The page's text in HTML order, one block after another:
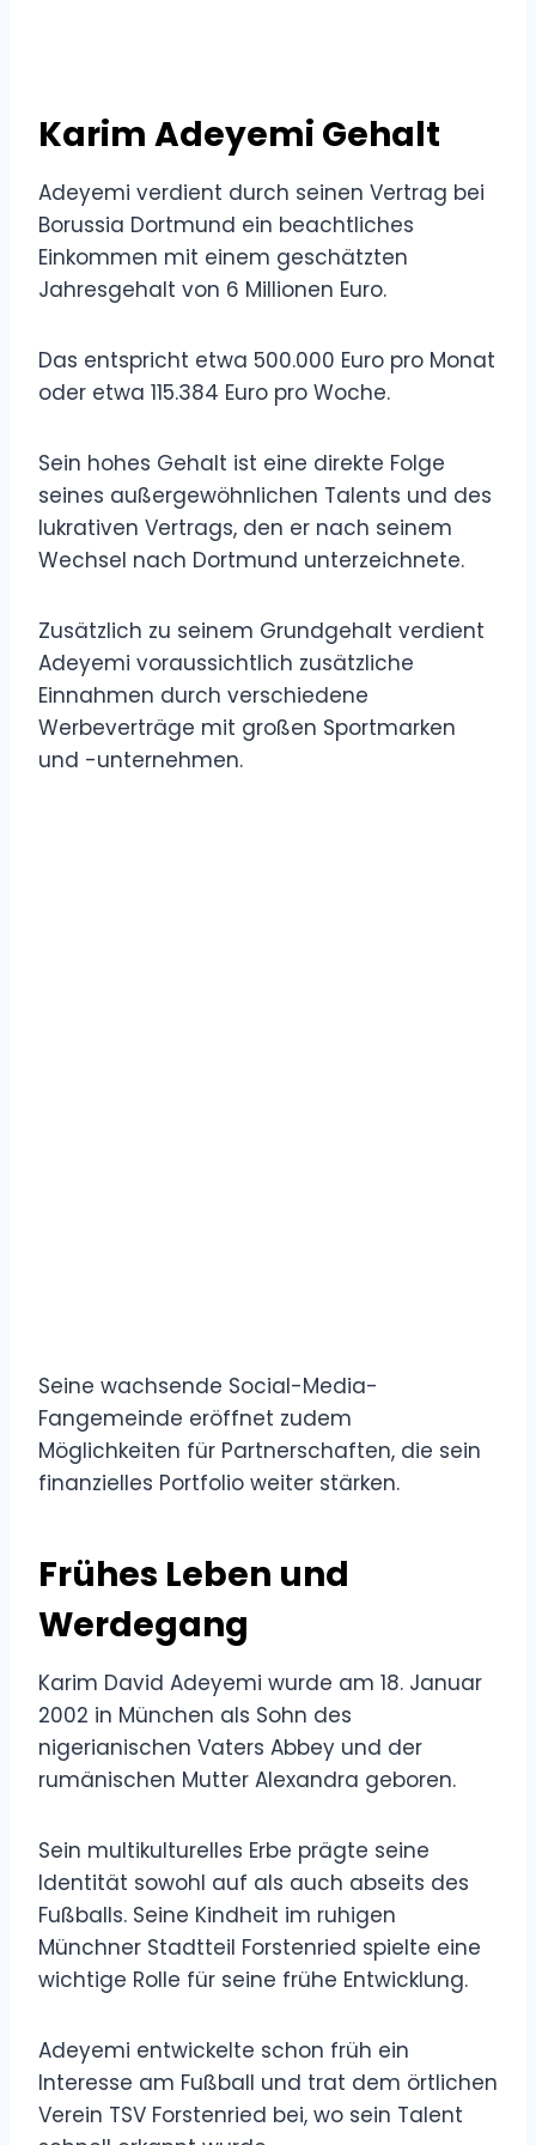
Karim Adeyemi Gehalt
Adeyemi verdient durch seinen Vertrag bei
Borussia Dortmund ein beachtliches
Einkommen mit einem geschätzten
Jahresgehalt von 6 Millionen Euro.
Das entspricht etwa 500.000 Euro pro Monat
oder etwa 115.384 Euro pro Woche.
Sein hohes Gehalt ist eine direkte Folge
seines außergewöhnlichen Talents und des
lukrativen Vertrags, den er nach seinem
Wechsel nach Dortmund unterzeichnete.
Zusätzlich zu seinem Grundgehalt verdient
Adeyemi voraussichtlich zusätzliche
Einnahmen durch verschiedene
Werbeverträge mit großen Sportmarken
und -unternehmen.
Seine wachsende Social-Media-
Fangemeinde eröffnet zudem
Möglichkeiten für Partnerschaften, die sein
finanzielles Portfolio weiter stärken.
Frühes Leben und
Werdegang
Karim David Adeyemi wurde am 18. Januar
2002 in München als Sohn des
nigerianischen Vaters Abbey und der
rumänischen Mutter Alexandra geboren.
Sein multikulturelles Erbe prägte seine
Identität sowohl auf als auch abseits des
Fußballs. Seine Kindheit im ruhigen
Münchner Stadtteil Forstenried spielte eine
wichtige Rolle für seine frühe Entwicklung.
Adeyemi entwickelte schon früh ein
Interesse am Fußball und trat dem örtlichen
Verein TSV Forstenried bei, wo sein Talent